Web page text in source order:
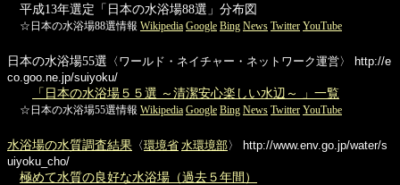
平成13年選定「日本の水浴場88選」分布図
☆日本の水浴場88選情報 Wikipedia Google Bing News Twitter YouTube
日本の水浴場55選 〈ワールド・ネイチャー・ネットワーク運営〉
http://e
co.goo.ne.jp/suiyoku/
「日本の水浴場５５選 ～清潔安心楽しい水辺～ 」一覧
☆日本の水浴場55選情報 Wikipedia Google Bing News Twitter YouTube
水浴場の水質調査結果 〈環境省 水環境部〉
http://www.env.go.jp/water/s
uiyoku_cho/
極めて水質の良好な水浴場（過去５年間）